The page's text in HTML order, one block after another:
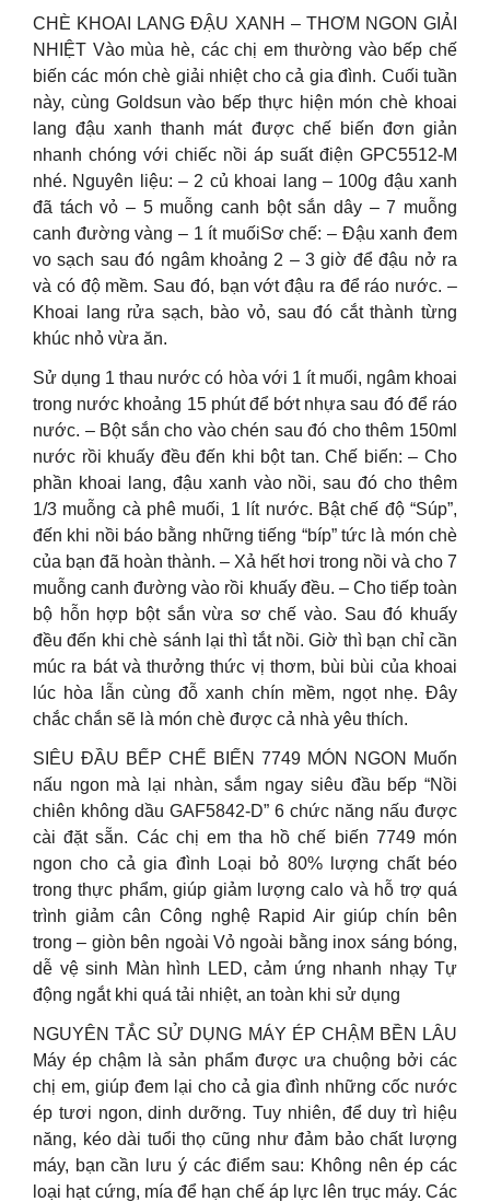
CHÈ KHOAI LANG ĐẬU XANH – THƠM NGON GIẢI
NHIỆT Vào mùa hè, các chị em thường vào bếp chế
biến các món chè giải nhiệt cho cả gia đình. Cuối tuần
này, cùng Goldsun vào bếp thực hiện món chè khoai
lang đậu xanh thanh mát được chế biến đơn giản
nhanh chóng với chiếc nồi áp suất điện GPC5512-M
nhé. Nguyên liệu: – 2 củ khoai lang – 100g đậu xanh
đã tách vỏ – 5 muỗng canh bột sắn dây – 7 muỗng
canh đường vàng – 1 ít muốiSơ chế: – Đậu xanh đem
vo sạch sau đó ngâm khoảng 2 – 3 giờ để đậu nở ra
và có độ mềm. Sau đó, bạn vớt đậu ra để ráo nước. –
Khoai lang rửa sạch, bào vỏ, sau đó cắt thành từng
khúc nhỏ vừa ăn.
Sử dụng 1 thau nước có hòa với 1 ít muối, ngâm khoai
trong nước khoảng 15 phút để bớt nhựa sau đó để ráo
nước. – Bột sắn cho vào chén sau đó cho thêm 150ml
nước rồi khuấy đều đến khi bột tan. Chế biến: – Cho
phần khoai lang, đậu xanh vào nồi, sau đó cho thêm
1/3 muỗng cà phê muối, 1 lít nước. Bật chế độ “Súp”,
đến khi nồi báo bằng những tiếng “bíp” tức là món chè
của bạn đã hoàn thành. – Xả hết hơi trong nồi và cho 7
muỗng canh đường vào rồi khuấy đều. – Cho tiếp toàn
bộ hỗn hợp bột sắn vừa sơ chế vào. Sau đó khuấy
đều đến khi chè sánh lại thì tắt nồi. Giờ thì bạn chỉ cần
múc ra bát và thưởng thức vị thơm, bùi bùi của khoai
lúc hòa lẫn cùng đỗ xanh chín mềm, ngọt nhẹ. Đây
chắc chắn sẽ là món chè được cả nhà yêu thích.
SIÊU ĐẦU BẾP CHẾ BIẾN 7749 MÓN NGON Muốn
nấu ngon mà lại nhàn, sắm ngay siêu đầu bếp “Nồi
chiên không dầu GAF5842-D” 6 chức năng nấu được
cài đặt sẵn. Các chị em tha hồ chế biến 7749 món
ngon cho cả gia đình Loại bỏ 80% lượng chất béo
trong thực phẩm, giúp giảm lượng calo và hỗ trợ quá
trình giảm cân Công nghệ Rapid Air giúp chín bên
trong – giòn bên ngoài Vỏ ngoài bằng inox sáng bóng,
dễ vệ sinh Màn hình LED, cảm ứng nhanh nhạy Tự
động ngắt khi quá tải nhiệt, an toàn khi sử dụng
NGUYÊN TẮC SỬ DỤNG MÁY ÉP CHẬM BỀN LÂU
Máy ép chậm là sản phẩm được ưa chuộng bởi các
chị em, giúp đem lại cho cả gia đình những cốc nước
ép tươi ngon, dinh dưỡng. Tuy nhiên, để duy trì hiệu
năng, kéo dài tuổi thọ cũng như đảm bảo chất lượng
máy, bạn cần lưu ý các điểm sau: Không nên ép các
loại hạt cứng, mía để hạn chế áp lực lên trục máy. Các